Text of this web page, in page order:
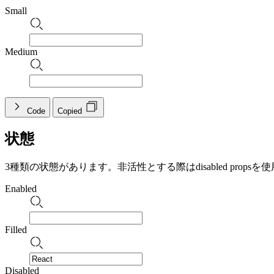
Small
Medium
Code Copied
状態
3種類の状態があります。非活性とする際はdisabled propsを使
Enabled
Filled
Disabled